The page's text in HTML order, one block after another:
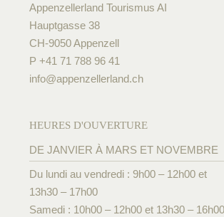
Appenzellerland Tourismus AI
Hauptgasse 38
CH-9050 Appenzell
P +41 71 788 96 41
info@appenzellerland.ch
HEURES D'OUVERTURE
DE JANVIER À MARS ET NOVEMBRE
Du lundi au vendredi : 9h00 – 12h00 et
13h30 – 17h00
Samedi : 10h00 – 12h00 et 13h30 – 16h00